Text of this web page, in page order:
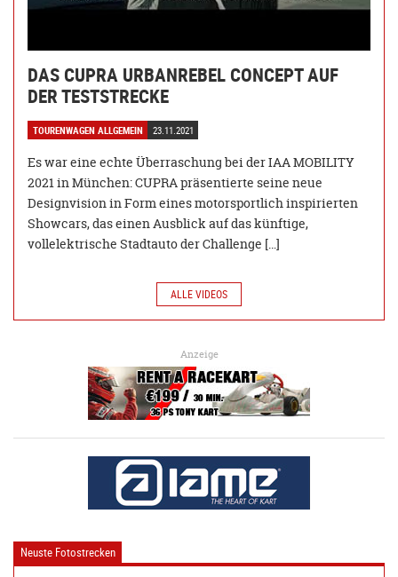
DAS CUPRA URBANREBEL CONCEPT AUF
DER TESTSTRECKE
TOURENWAGEN ALLGEMEIN 23.11.2021
Es war eine echte Überraschung bei der IAA MOBILITY
2021 in München: CUPRA präsentierte seine neue
Designvision in Form eines motorsportlich inspirierten
Showcars, das einen Ausblick auf das künftige,
vollelektrische Stadtauto der Challenge […]
ALLE VIDEOS
Anzeige
Neuste Fotostrecken